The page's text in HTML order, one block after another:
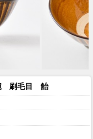
刷毛目 飴